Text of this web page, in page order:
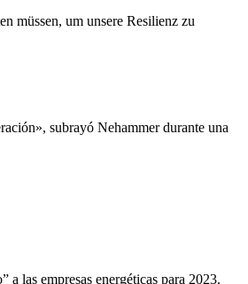
müssen, um unsere Resilienz zu
subrayó Nehammer durante una
las empresas energéticas para 2023.